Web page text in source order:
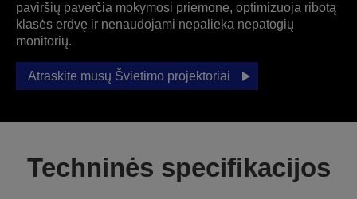
paviršių paverčia mokymosi priemone, optimizuoja ribotą
klasės erdvę ir nenaudojami nepalieka nepatogių
monitorių.
Atraskite mūsų Švietimo projektoriai
Techninės specifikacijos